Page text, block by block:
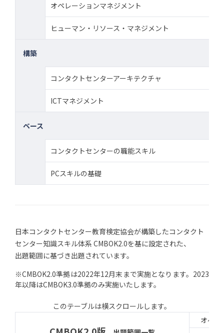
オペレーションマネジメント
ヒューマン・リソース・マネジメント
構築
コンタクトセンターアーキテクチャ
ICTマネジメント
ベース
コンタクトセンターの職能スキル
PCスキルの基礎
日本コンタクトセンター教育検定協会が構築したコンタクト
センター知識スキル体系 CMBOK2.0を基に設定された、
出題範囲に基づき出題されています。
※CMBOK2.0準拠は2022年12月末まで実施となります。2023
年以降はCMBOK3.0準拠のみ実施いたします。
オペレ